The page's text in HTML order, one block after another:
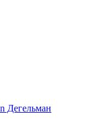
Дегельман